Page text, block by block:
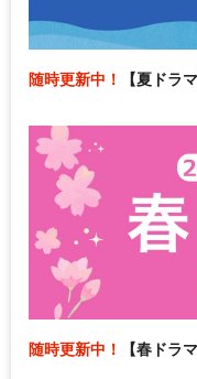
随時更新中！ 【夏ドラ
随時更新中！ 【春ドラ